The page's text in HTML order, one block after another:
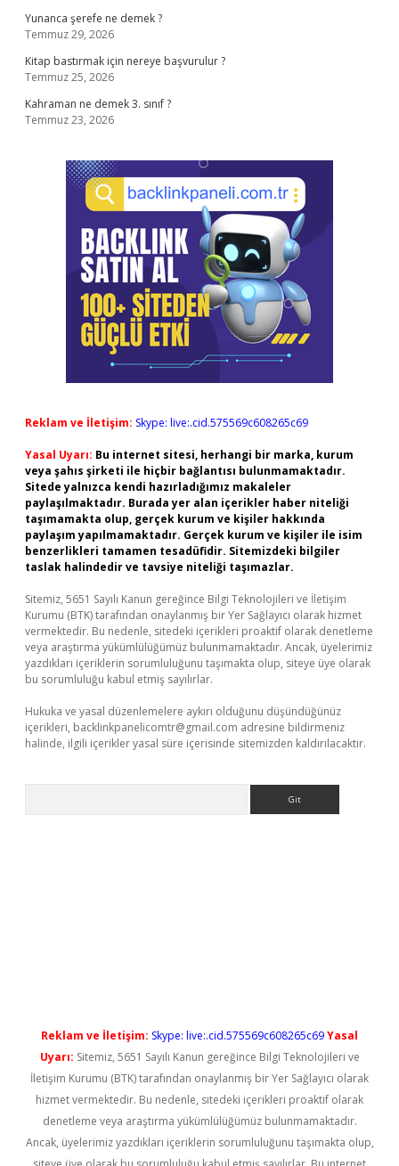
Yunanca şerefe ne demek ?
Temmuz 29, 2026
Kitap bastırmak için nereye başvurulur ?
Temmuz 25, 2026
Kahraman ne demek 3. sınıf ?
Temmuz 23, 2026
Reklam ve İletişim: Skype: live:.cid.575569c608265c69
Yasal Uyarı: Bu internet sitesi, herhangi bir marka, kurum
veya şahıs şirketi ile hiçbir bağlantısı bulunmamaktadır.
Sitede yalnızca kendi hazırladığımız makaleler
paylaşılmaktadır. Burada yer alan içerikler haber niteliği
taşımamakta olup, gerçek kurum ve kişiler hakkında
paylaşım yapılmamaktadır. Gerçek kurum ve kişiler ile isim
benzerlikleri tamamen tesadüfidir. Sitemizdeki bilgiler
taslak halindedir ve tavsiye niteliği taşımazlar.
Sitemiz, 5651 Sayılı Kanun gereğince Bilgi Teknolojileri ve İletişim
Kurumu (BTK) tarafından onaylanmış bir Yer Sağlayıcı olarak hizmet
vermektedir. Bu nedenle, sitedeki içerikleri proaktif olarak denetleme
veya araştırma yükümlülüğümüz bulunmamaktadır. Ancak, üyelerimiz
yazdıkları içeriklerin sorumluluğunu taşımakta olup, siteye üye olarak
bu sorumluluğu kabul etmiş sayılırlar.
Hukuka ve yasal düzenlemelere aykırı olduğunu düşündüğünüz
içerikleri, backlinkpanelicomtr@gmail.com adresine bildirmeniz
halinde, ilgili içerikler yasal süre içerisinde sitemizden kaldırılacaktır.
Reklam ve İletişim: Skype: live:.cid.575569c608265c69Yasal
Uyarı: Sitemiz, 5651 Sayılı Kanun gereğince Bilgi Teknolojileri ve
İletişim Kurumu (BTK) tarafından onaylanmış bir Yer Sağlayıcı olarak
hizmet vermektedir. Bu nedenle, sitedeki içerikleri proaktif olarak
denetleme veya araştırma yükümlülüğümüz bulunmamaktadır.
Ancak, üyelerimiz yazdıkları içeriklerin sorumluluğunu taşımakta olup,